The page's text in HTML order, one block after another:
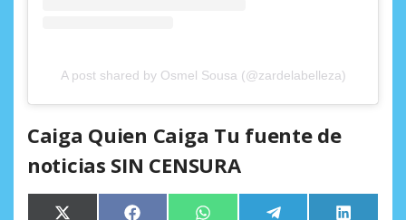
A post shared by Osmel Sousa (@zardelabelleza)
Caiga Quien Caiga Tu fuente de
noticias SIN CENSURA